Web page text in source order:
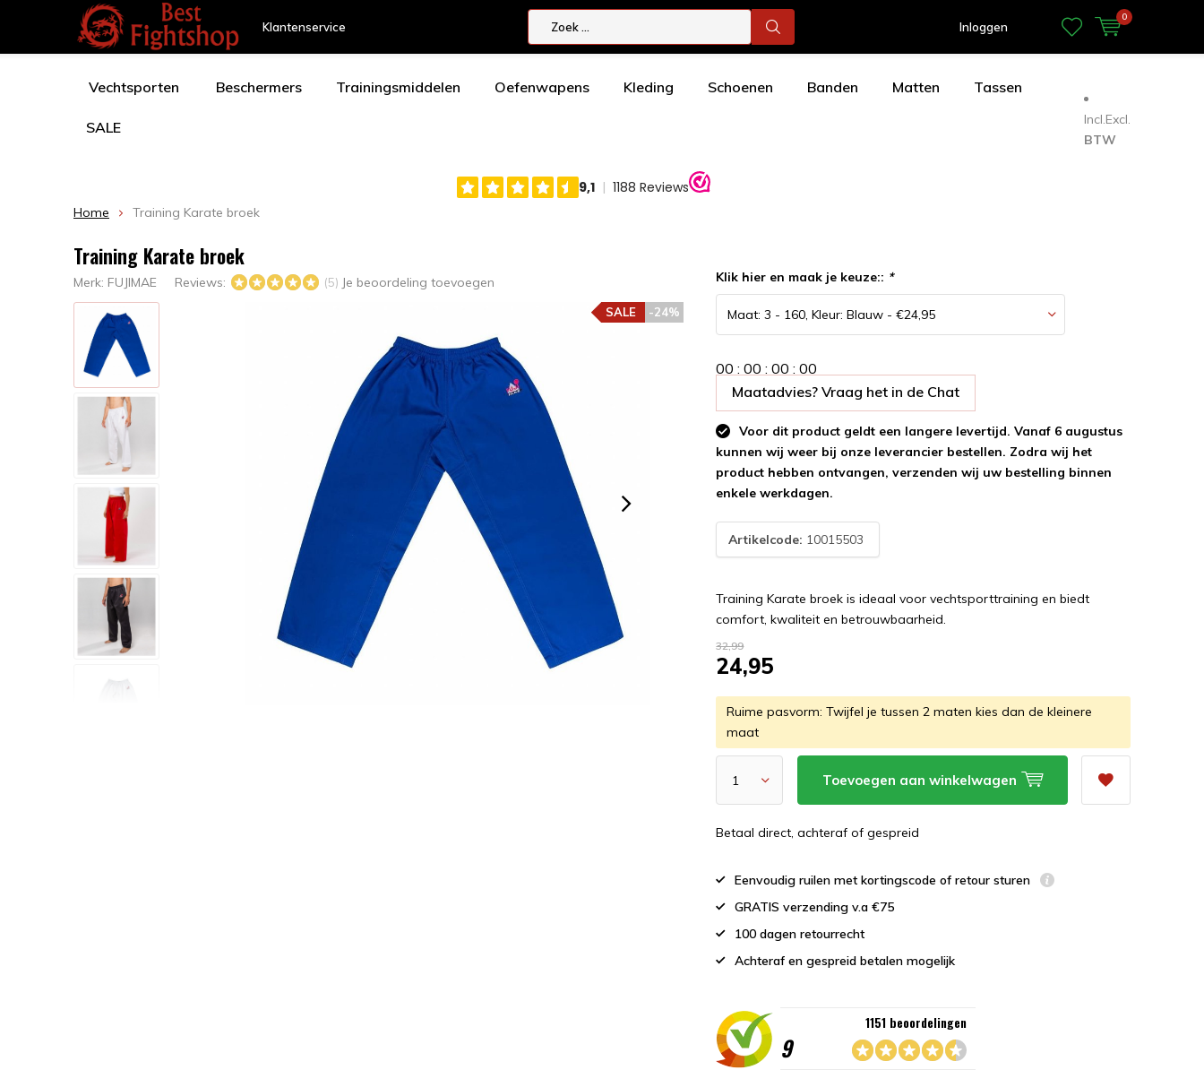
Klantenservice Inloggen
0
Vechtsporten Beschermers Trainingsmiddelen Oefenwapens Kleding Schoenen Banden Matten Tassen
SALE Incl.Excl.
BTW
Home Training Karate broek
Training Karate broek
Merk: FUJIMAE Reviews: (5) Je beoordeling toevoegen
-24%
SALE
Klik hier en maak je keuze:: *
00 :00 :00 :00
Maatadvies? Vraag het in de Chat
Voor dit product geldt een langere levertijd. Vanaf 6 augustus
kunnen wij weer bij onze leverancier bestellen. Zodra wij het
product hebben ontvangen, verzenden wij uw bestelling binnen
enkele werkdagen.
Artikelcode: 10015503
Training Karate broek is ideaal voor vechtsporttraining en biedt
comfort, kwaliteit en betrouwbaarheid.
32,99
24,95
Ruime pasvorm: Twijfel je tussen 2 maten kies dan de kleinere
maat
Toevoegen aan winkelwagen
Betaal direct, achteraf of gespreid
Eenvoudig ruilen met kortingscode of retour sturen
GRATIS verzending v.a €75
100 dagen retourrecht
Achteraf en gespreid betalen mogelijk
9
1151 beoordelingen